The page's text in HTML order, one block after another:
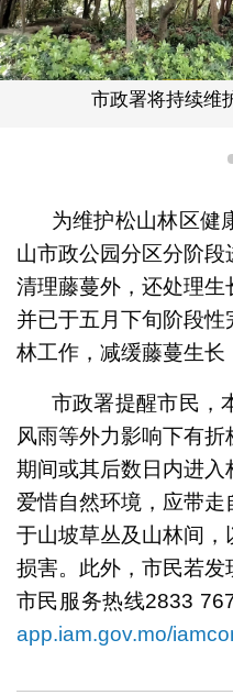
市政署将持续维
为维护松山林区健
山市政公园分区分阶
清理藤蔓外，还处理生
并已于五月下旬阶段
林工作，减缓藤蔓生长
市政署提醒市民，
风雨等外力影响下有
期间或其后数日内进
爱惜自然环境，应带
于山坡草丛及山林间
损害。此外，市民若
市民服务热线2833
app.iam.gov.mo/